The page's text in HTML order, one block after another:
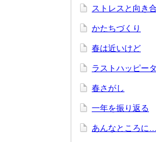
ストレスと向き
かたちづくり
春は近いけど
ラストハッピー
春さがし
一年を振り返る
あんなところに…